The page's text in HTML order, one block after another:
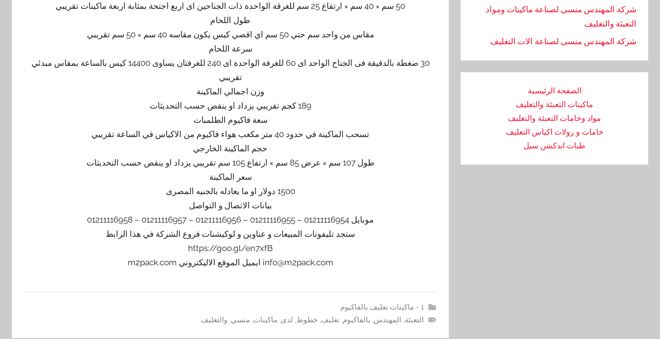
50 سم × 40 سم × ارتفاع 25 سم للغرقة الواحدة ذات الجناحين اى اربع اجنحة بمثابة اربعة ماكينات تقريبي
طول اللحام
مقاس من واحد سم حتي 50 سم اي اقصي كيس يكون مقاسه 40 سم × 50 سم تقريبي
سرعة اللحام
30 ضغطة بالدقيقة فى الجناح الواحد اى 60 للغرفة الواحدة اى 240 للغرفتان يساوى 14400 كيس بالساعة بمقاس مبدئي
تقريبي
وزن اجمالي الماكينة
189 كجم تقريبي يزداد او ينقص حسب التحديثات
سعة فاكيوم الطلمبات
تسحب الماكينة في حدود 40 متر مكعب هواء فاكيوم من الاكياس في الساعة تقريبي
حجم الماكينة الخارجي
طول 107 سم × عرض 85 سم × ارتفاع 105 سم تقريبي يزداد او ينقص حسب التحديثات
سعر الماكينة
1500 دولار او ما يعادله بالجنيه المصرى
بيانات الاتصال و التواصل
موبايل 01211116954 – 01211116955 – 01211116956 – 01211116957 – 01211116958
ستجد تليفونات المبيعات و عناوين و لوكيشنات فروع الشركة في هذا الرابط
https://goo.gl/en7xfB
info@m2pack.com ايميل الموقع الاليكتروني m2pack.com
1 - ماكينات تغليف بالفاكيوم
التعبئة, المهندس, بالفاكيوم,تغليف, خطوط, لدى, ماكينات, منسي, والتغليف
شركة المهندس منسى لصناعة ماكينات ومواد
التعبئة والتغليف
‏شركة المهندس منسى لصناعة الات التغليف
الصفحة الرئيسية
ماكينات التعبئة والتغليف
مواد وخامات التعبئة والتغليف
خامات و رولات اكياس التغليف
طبات اندكشن سيل